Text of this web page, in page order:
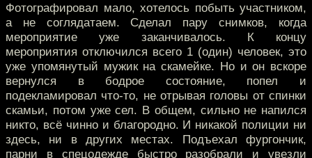
Фотографировал мало, хотелось побыть участником,
а не соглядатаем. Сделал пару снимков, когда
мероприятие уже заканчивалось. К концу
мероприятия отключился всего 1 (один) человек, это
уже упомянутый мужик на скамейке. Но и он вскоре
вернулся в бодрое состояние, попел и
подекламировал что-то, не отрывая головы от спинки
скамьи, потом уже сел. В общем, сильно не напился
никто, всё чинно и благородно. И никакой полиции ни
здесь, ни в других местах. Подъехал фургончик,
парни в спецодежде быстро разобрали и увезли